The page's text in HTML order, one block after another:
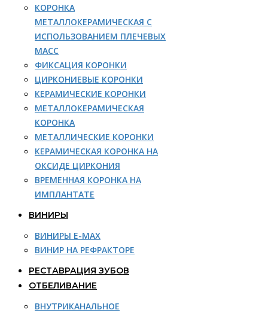
КОРОНКА
МЕТАЛЛОКЕРАМИЧЕСКАЯ С
ИСПОЛЬЗОВАНИЕМ ПЛЕЧЕВЫХ
МАСС
ФИКСАЦИЯ КОРОНКИ
ЦИРКОНИЕВЫЕ КОРОНКИ
КЕРАМИЧЕСКИЕ КОРОНКИ
МЕТАЛЛОКЕРАМИЧЕСКАЯ
КОРОНКА
МЕТАЛЛИЧЕСКИЕ КОРОНКИ
КЕРАМИЧЕСКАЯ КОРОНКА НА
ОКСИДЕ ЦИРКОНИЯ
ВРЕМЕННАЯ КОРОНКА НА
ИМПЛАНТАТЕ
ВИНИРЫ
ВИНИРЫ E-MAX
ВИНИР НА РЕФРАКТОРЕ
РЕСТАВРАЦИЯ ЗУБОВ
ОТБЕЛИВАНИЕ
ВНУТРИКАНАЛЬНОЕ